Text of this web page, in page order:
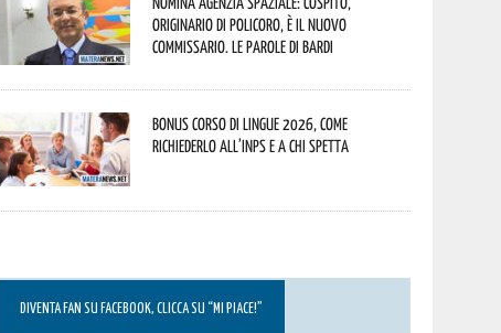
originario di Policoro, è il nuovo
commissario. Le parole di Bardi
Bonus corso di lingue 2026, come
richiederlo all’INPS e a chi spetta
DIVENTA FAN SU FACEBOOK, CLICCA SU “MI PIACE!”